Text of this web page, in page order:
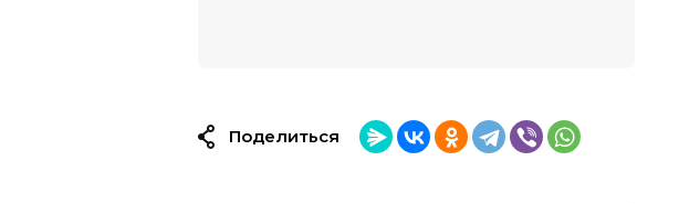
Поделиться